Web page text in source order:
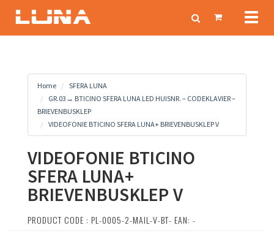
Home
SFERA LUNA
GR.03→ BTICINO SFERA LUNA LED HUISNR. – CODEKLAVIER –
BRIEVENBUSKLEP
VIDEOFONIE BTICINO SFERA LUNA+ BRIEVENBUSKLEP V
VIDEOFONIE BTICINO
SFERA LUNA+
BRIEVENBUSKLEP V
PRODUCT CODE : PL-0005-2-MAIL-V-BT- EAN: -